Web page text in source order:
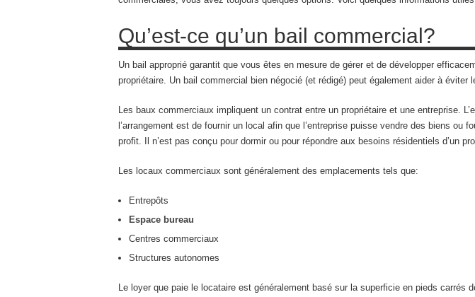
Qu’est-ce qu’un bail commercial?
Un bail approprié garantit que vous êtes en mesure de gérer et de développer
propriétaire. Un bail commercial bien négocié (et rédigé) peut également aider à
Les baux commerciaux impliquent un contrat entre un propriétaire et une entreprise.
l’arrangement est de fournir un local afin que l’entreprise puisse vendre des biens ou
profit. Il n’est pas conçu pour dormir ou pour répondre aux besoins résidentiels d’un
Les locaux commerciaux sont généralement des emplacements tels que:
Entrepôts
Espace bureau
Centres commerciaux
Structures autonomes
Le loyer que paie le locataire est généralement basé sur la superficie en pieds carrés